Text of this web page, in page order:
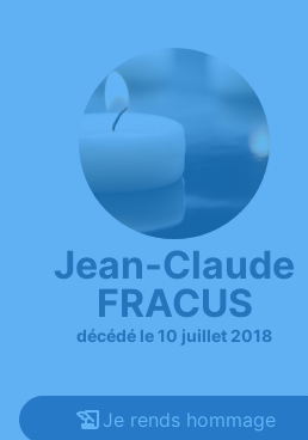
Jean-Claude
FRACUS
décédé le 10 juillet 2018
Je rends hommage